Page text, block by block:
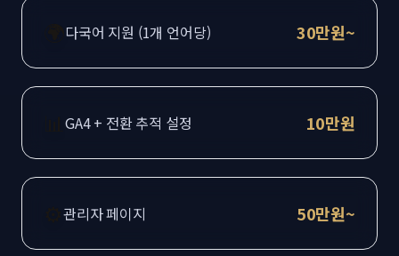
다국어 지원 (1개 언어당) 30만원~
GA4 + 전환 추적 설정 10만원
관리자 페이지 50만원~